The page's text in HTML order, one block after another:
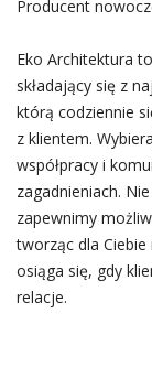
Producent
Eko Architektura
składający się z
którą codziennie
z klientem.
współpracy i
zagadnieniach.
zapewnimy
tworząc dla
osiąga się, gdy
relacje.